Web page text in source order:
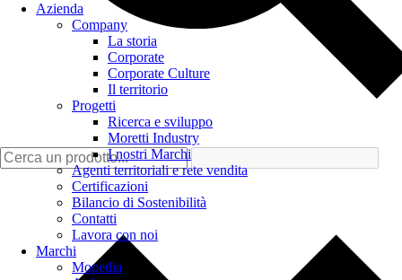
Azienda
Company
La storia
Corporate
Corporate Culture
Il territorio
Progetti
Ricerca e sviluppo
Moretti Industry
I nostri Marchi
Agenti territoriali e rete vendita
Certificazioni
Bilancio di Sostenibilità
Contatti
Lavora con noi
Marchi
Mopedia